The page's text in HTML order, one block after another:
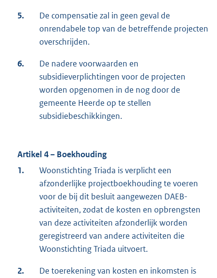
5.
De compensatie zal in geen geval de
onrendabele top van de betreffende projecten
overschrijden.
6.
De nadere voorwaarden en
subsidieverplichtingen voor de projecten
worden opgenomen in de nog door de
gemeente Heerde op te stellen
subsidiebeschikkingen.
Artikel 4 – Boekhouding
1.
Woonstichting Triada is verplicht een
afzonderlijke projectboekhouding te voeren
voor de bij dit besluit aangewezen DAEB-
activiteiten, zodat de kosten en opbrengsten
van deze activiteiten afzonderlijk worden
geregistreerd van andere activiteiten die
Woonstichting Triada uitvoert.
2.
De toerekening van kosten en inkomsten is